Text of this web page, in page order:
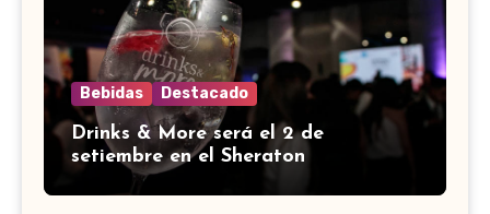
Bebidas Destacado
Drinks & More será el 2 de
setiembre en el Sheraton